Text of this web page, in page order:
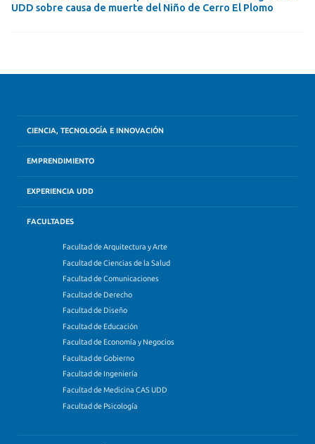
UDD sobre causa de muerte del Niño de Cerro El Plomo
CIENCIA, TECNOLOGÍA E INNOVACIÓN
EMPRENDIMIENTO
EXPERIENCIA UDD
FACULTADES
Facultad de Arquitectura y Arte
Facultad de Ciencias de la Salud
Facultad de Comunicaciones
Facultad de Derecho
Facultad de Diseño
Facultad de Educación
Facultad de Economía y Negocios
Facultad de Gobierno
Facultad de Ingeniería
Facultad de Medicina CAS UDD
Facultad de Psicología